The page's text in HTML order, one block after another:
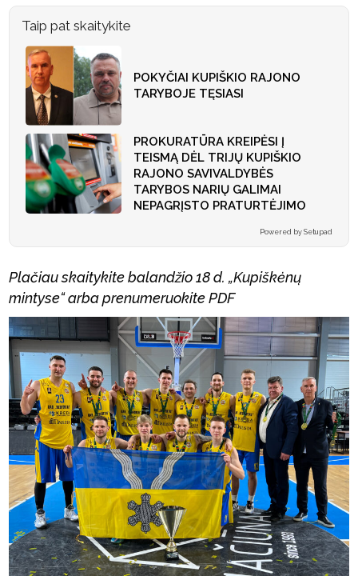
Taip pat skaitykite
POKYČIAI KUPIŠKIO RAJONO
TARYBOJE TĘSIASI
PROKURATŪRA KREIPĖSI Į
TEISMĄ DĖL TRIJŲ KUPIŠKIO
RAJONO SAVIVALDYBĖS
TARYBOS NARIŲ GALIMAI
NEPAGRĮSTO PRATURTĖJIMO
Powered by Setupad
Plačiau skaitykite balandžio 18 d. „Kupiškėnų
mintyse“ arba prenumeruokite PDF